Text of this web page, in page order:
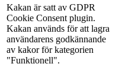
Kakan är satt av GDPR
Cookie Consent plugin.
Kakan används för att lagra
användarens godkännande
av kakor för kategorien
"Funktionell".